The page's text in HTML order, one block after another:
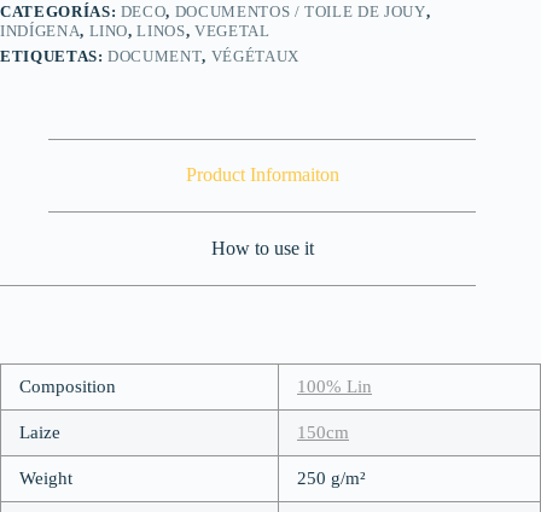
CATEGORÍAS: DECO, DOCUMENTOS / TOILE DE JOUY,
INDÍGENA, LINO,LINOS, VEGETAL
ETIQUETAS:DOCUMENT, VÉGÉTAUX
Product Informaiton
How to use it
Composition 100% Lin
Laize 150cm
Weight 250 g/m²